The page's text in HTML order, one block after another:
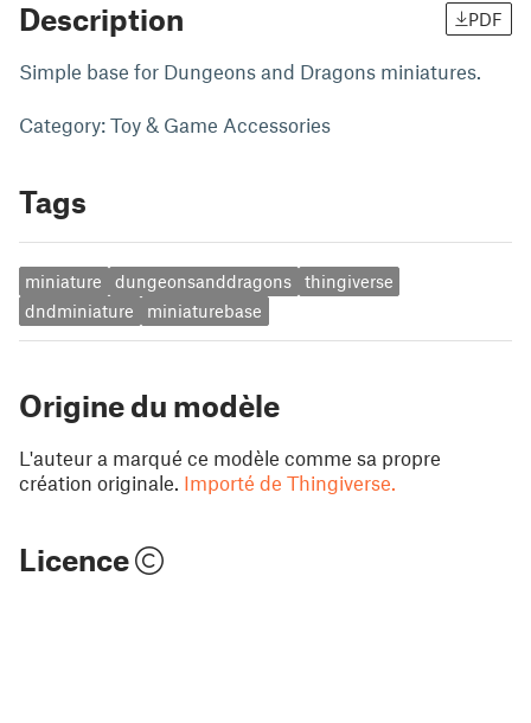
Description PDF
Simple base for Dungeons and Dragons miniatures.
Category: Toy & Game Accessories
Tags
miniature dungeonsanddragons
thingiverse
dndminiature
miniaturebase
Origine du modèle
L'auteur a marqué ce modèle comme sa propre
création originale. Importé de Thingiverse.
Licence